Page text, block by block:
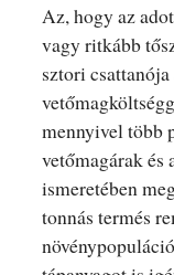
Az, hogy az
vagy ritkább
sztori
mennyivel több
vetőmagárak és
ismeretében
tonnás termés